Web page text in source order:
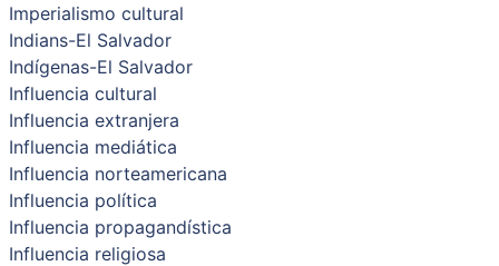
Imperialismo cultural
Indians-El Salvador
Indígenas-El Salvador
Influencia cultural
Influencia extranjera
Influencia mediática
Influencia norteamericana
Influencia política
Influencia propagandística
Influencia religiosa